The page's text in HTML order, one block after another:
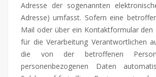
Adresse der sogenannten
Adresse) umfasst. Sofern eine
Mail oder über ein Kontaktformular
für die Verarbeitung Verantwortlichen
die von der betroffenen
personenbezogenen Daten